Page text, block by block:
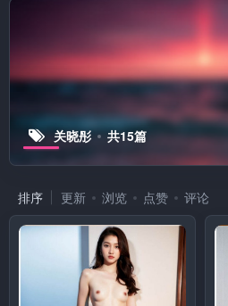
关晓彤 共15篇
排序 更新 浏览 点赞 评论